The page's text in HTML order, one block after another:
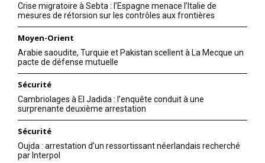
Crise migratoire à Sebta : l’Espagne menace l’Italie de
mesures de rétorsion sur les contrôles aux frontières
Moyen-Orient
Arabie saoudite, Turquie et Pakistan scellent à La Mecque un
pacte de défense mutuelle
Sécurité
Cambriolages à El Jadida : l’enquête conduit à une
surprenante deuxième arrestation
Sécurité
Oujda : arrestation d’un ressortissant néerlandais recherché
par Interpol